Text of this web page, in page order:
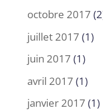
octobre 2017
juillet 2017 (1)
juin 2017 (1)
avril 2017 (1)
janvier 2017 (1)